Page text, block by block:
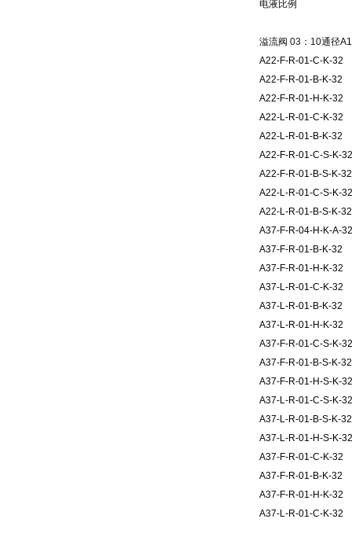
电液比例
溢流阀 03 ： 10通径
A22-F-R-01-C-K-32
A22-F-R-01-B-K-32
A22-F-R-01-H-K-32
A22-L-R-01-C-K-32
A22-L-R-01-B-K-32
A22-F-R-01-C-S-K-32
A22-F-R-01-B-S-K-32
A22-L-R-01-C-S-K-32
A22-L-R-01-B-S-K-32
A37-F-R-04-H-K-A-
A37-F-R-01-B-K-32
A37-F-R-01-H-K-32
A37-L-R-01-C-K-32
A37-L-R-01-B-K-32
A37-L-R-01-H-K-32
A37-F-R-01-C-S-K-32
A37-F-R-01-B-S-K-32
A37-F-R-01-H-S-K-32
A37-L-R-01-C-S-K-32
A37-L-R-01-B-S-K-32
A37-L-R-01-H-S-K-32
A37-F-R-01-C-K-32
A37-F-R-01-B-K-32
A37-F-R-01-H-K-32
A37-L-R-01-C-K-32